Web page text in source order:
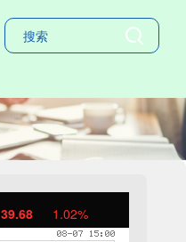
39.68 1.02%